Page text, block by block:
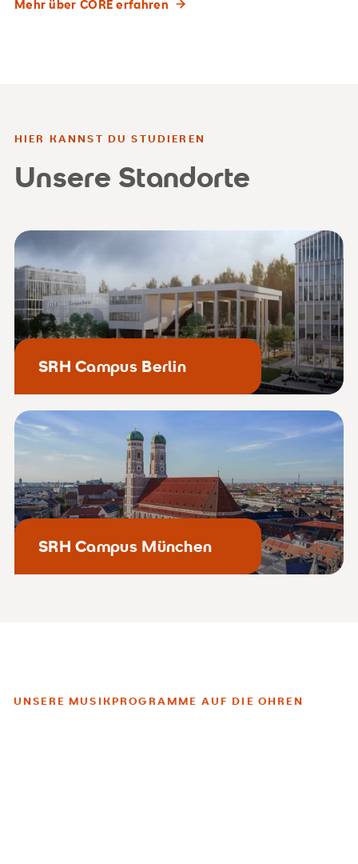
Mehr über CORE erfahren
HIER KANNST DU STUDIEREN
Unsere Standorte
SRH Campus Berlin
SRH Campus München
UNSERE MUSIKPROGRAMME AUF DIE OHREN